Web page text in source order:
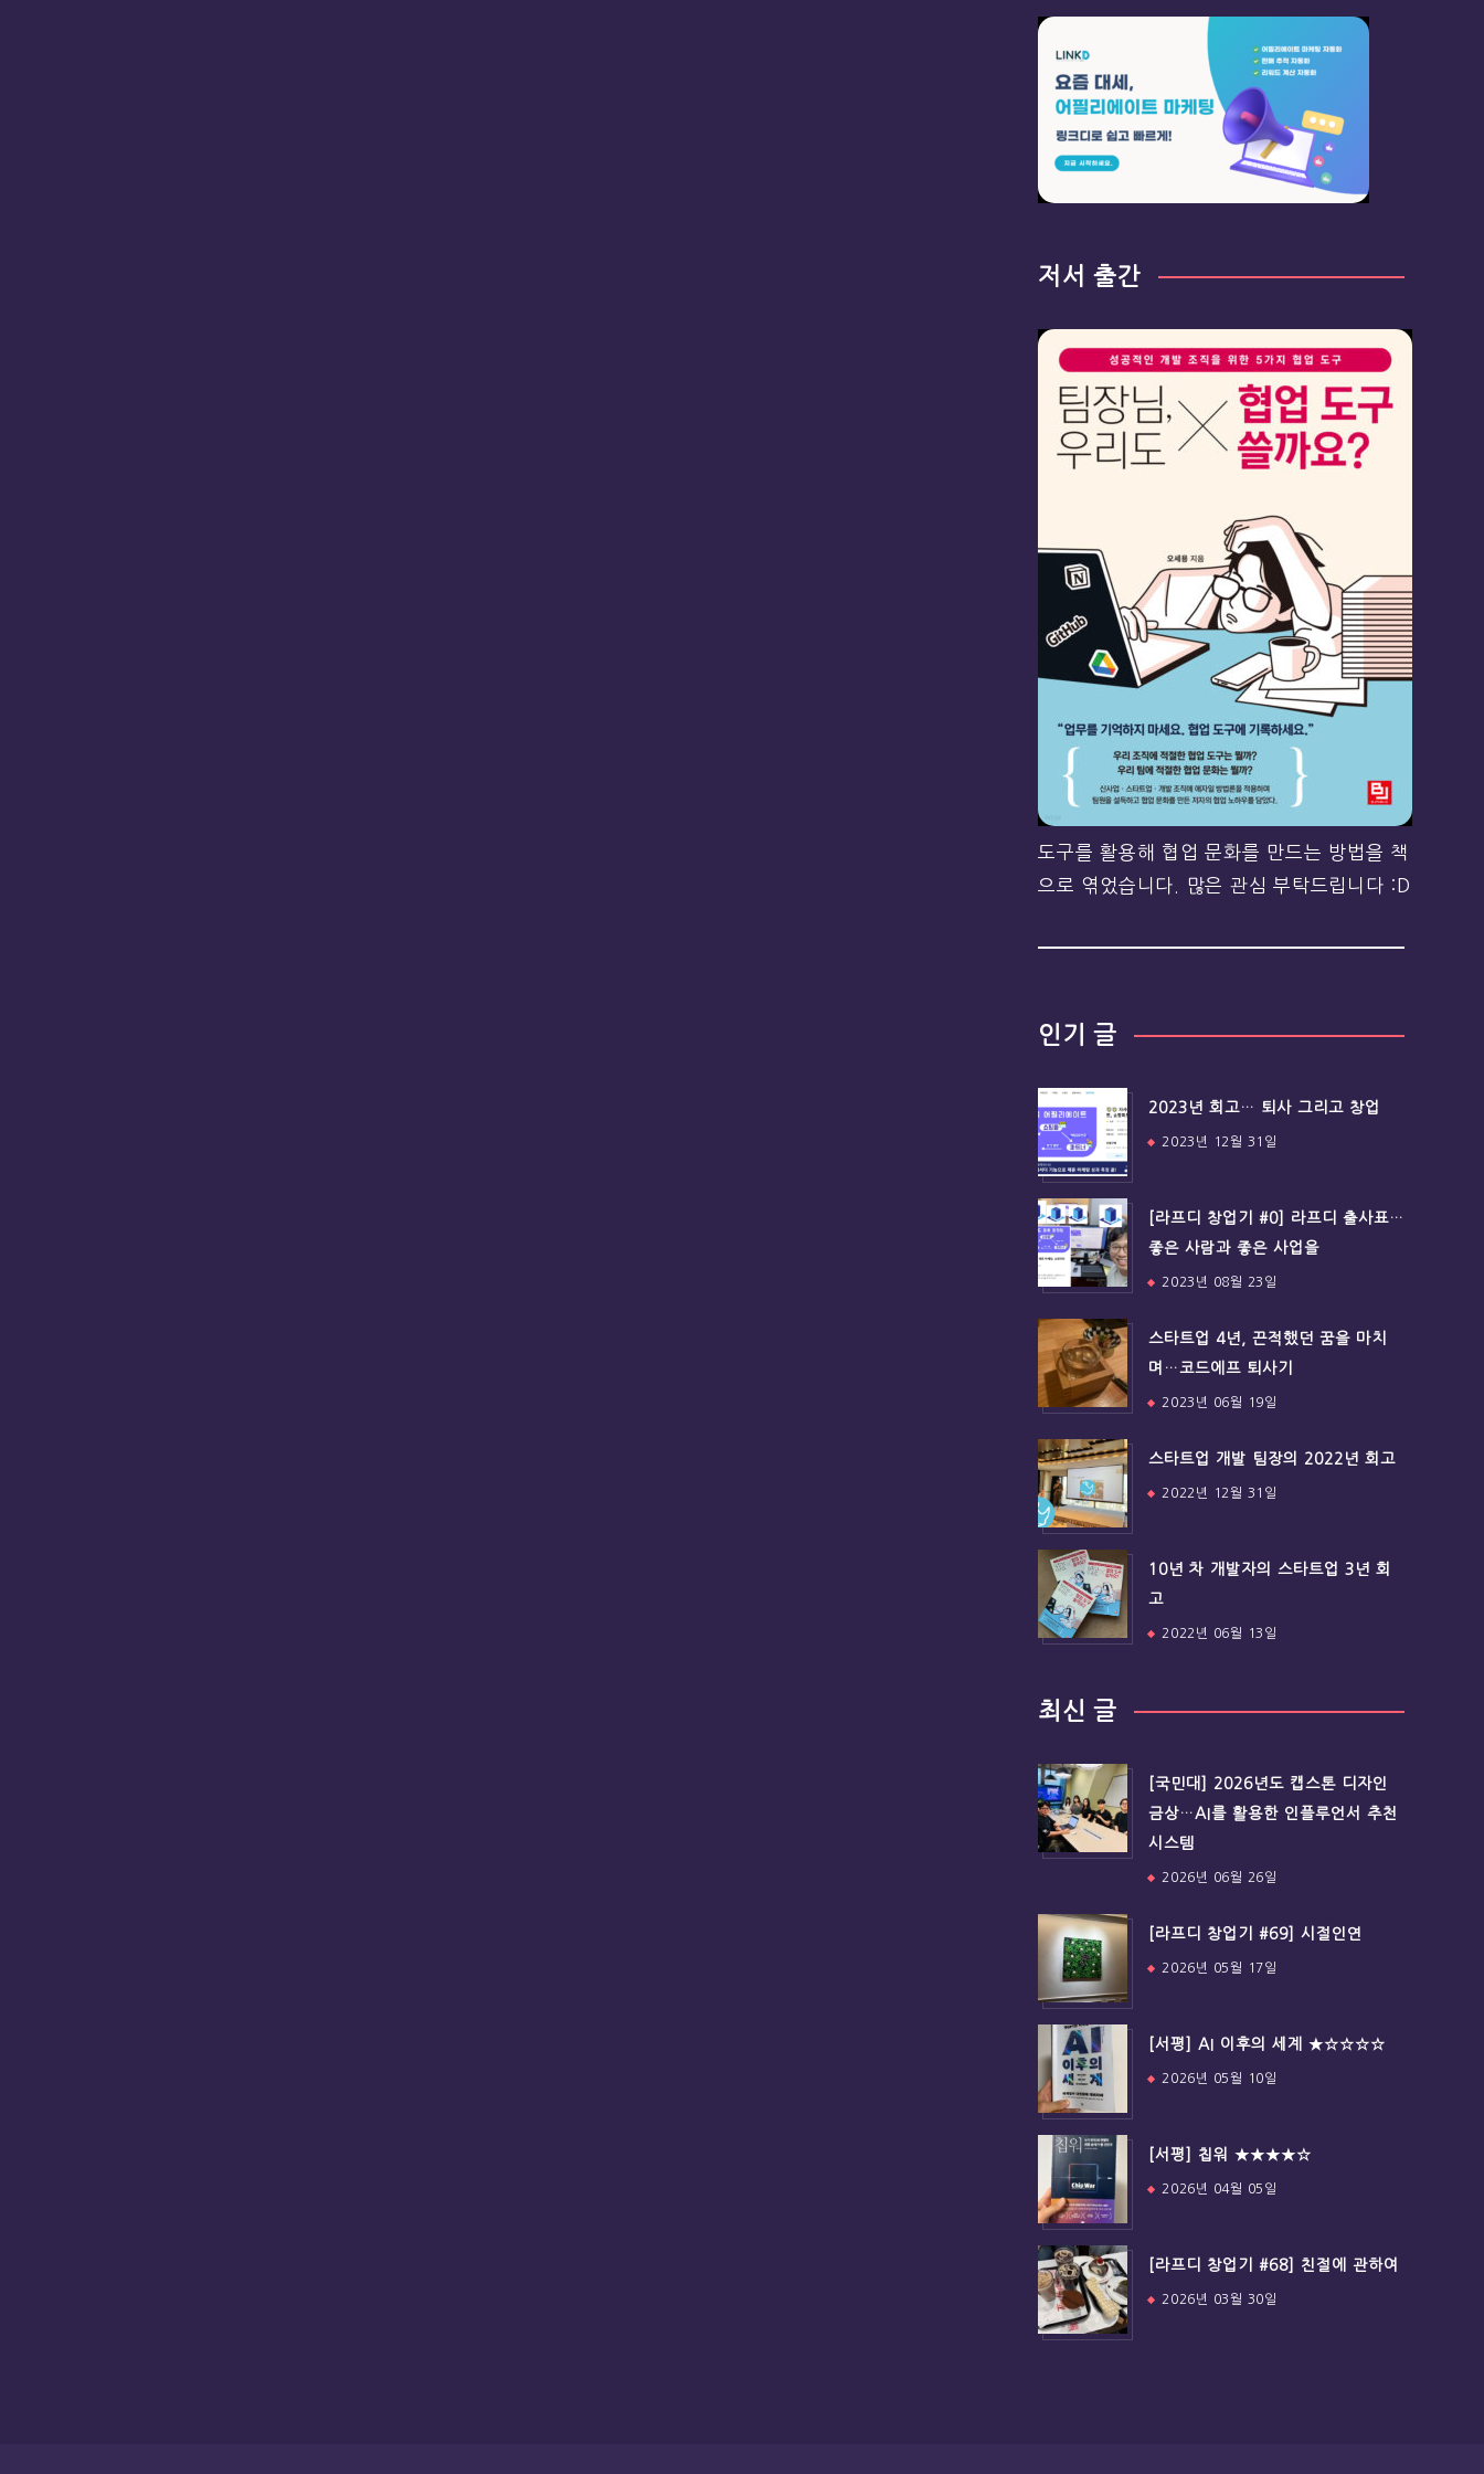
저서 출간
도구를 활용해 협업 문화를 만드는 방법을 책
으로 엮었습니다. 많은 관심 부탁드립니다 :D
인기 글
2023년 회고… 퇴사 그리고 창업
2023년 12월 31일
[라프디 창업기 #0] 라프디 출사표…
좋은 사람과 좋은 사업을
2023년 08월 23일
스타트업 4년, 끈적했던 꿈을 마치
며…코드에프 퇴사기
2023년 06월 19일
스타트업 개발 팀장의 2022년 회고
2022년 12월 31일
10년 차 개발자의 스타트업 3년 회
고
2022년 06월 13일
최신 글
[국민대] 2026년도 캡스톤 디자인
금상…AI를 활용한 인플루언서 추천
시스템
2026년 06월 26일
[라프디 창업기 #69] 시절인연
2026년 05월 17일
[서평] AI 이후의 세계 ★☆☆☆☆
2026년 05월 10일
[서평] 칩워 ★★★★☆
2026년 04월 05일
[라프디 창업기 #68] 친절에 관하여
2026년 03월 30일